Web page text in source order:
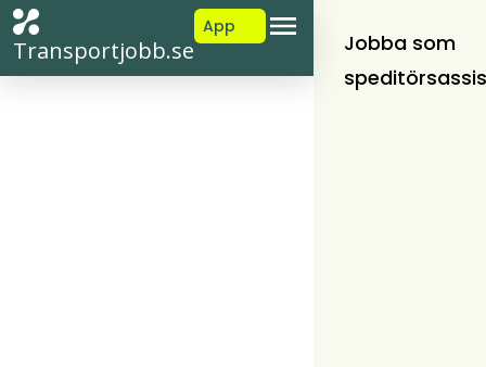
Transportjobb.se
App
Jobba som